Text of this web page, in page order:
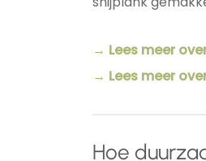
→ Lees meer
→ Lees meer
Hoe